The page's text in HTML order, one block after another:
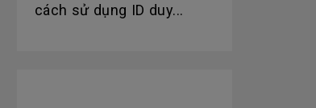
cách sử dụng ID duy...